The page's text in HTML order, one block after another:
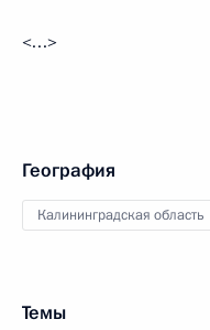
<…>
География
Калининградская область
Темы